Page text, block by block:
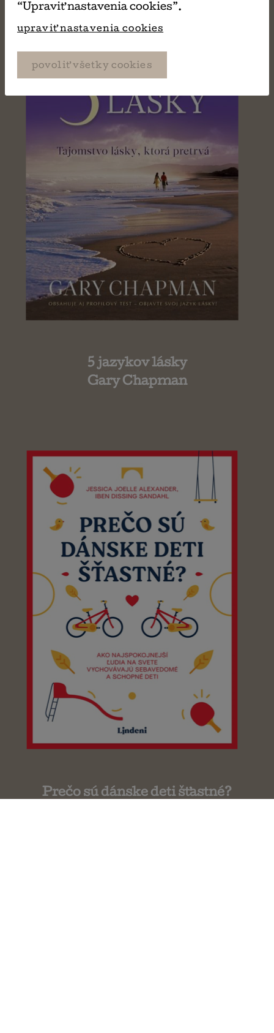
5 jazykov lásky
Gary Chapman
Prečo sú dánske deti šťastné?
“Upraviť nastavenia cookies”.
upraviť nastavenia cookies
povoliť všetky cookies